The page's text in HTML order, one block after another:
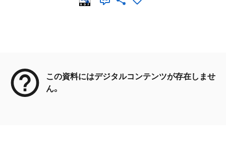
この資料にはデジタルコンテンツが存在しませ
ん。